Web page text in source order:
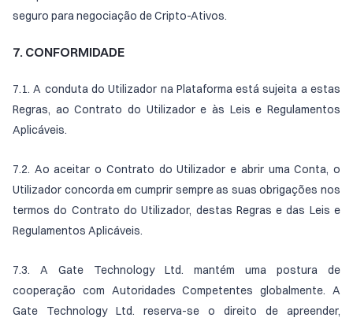
seguro para negociação de Cripto-Ativos.
7. CONFORMIDADE
7.1. A conduta do Utilizador na Plataforma está sujeita a estas
Regras, ao Contrato do Utilizador e às Leis e Regulamentos
Aplicáveis.
7.2. Ao aceitar o Contrato do Utilizador e abrir uma Conta, o
Utilizador concorda em cumprir sempre as suas obrigações nos
termos do Contrato do Utilizador, destas Regras e das Leis e
Regulamentos Aplicáveis.
7.3. A Gate Technology Ltd. mantém uma postura de
cooperação com Autoridades Competentes globalmente. A
Gate Technology Ltd. reserva-se o direito de apreender,